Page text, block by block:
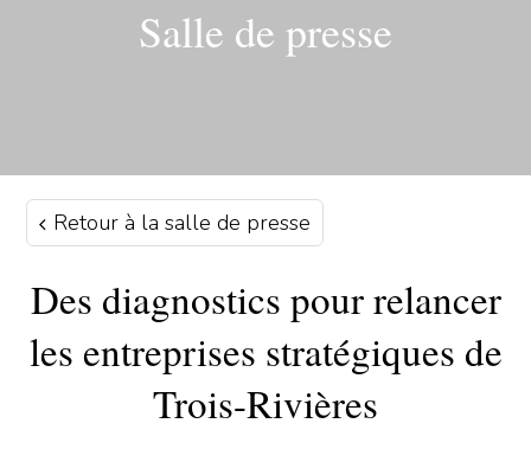
Salle de presse
Retour à la salle de presse
Des diagnostics pour relancer
les entreprises stratégiques de
Trois-Rivières